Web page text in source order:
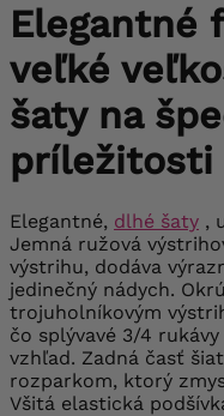
Elegantné fialové šaty
veľké
šaty na
príležitosti
Elegantné, dlhé šaty ,
Jemná ružová
výstrihu, dodáva
jedinečný nádych.
trojuholníkovým
čo splývavé 3/4
vzhľad. Zadná časť
rozparkom, ktorý
Všitá elastická